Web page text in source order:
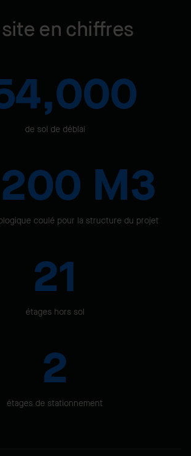
site en chiffres
de sol de déblai
200 M3
coulé pour la structure du projet
21
étages hors sol
2
étages de stationnement